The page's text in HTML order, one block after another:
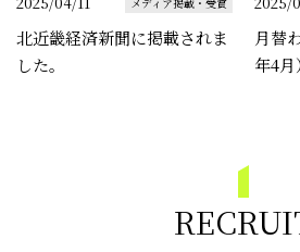
北近畿経済新聞に掲載されま
した。
月替
年4月）